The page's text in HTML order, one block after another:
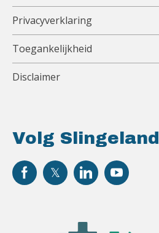
Volg Slingeland
Privacyverklaring
Toegankelijkheid
Disclaimer